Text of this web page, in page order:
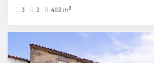
3 3 403 m 2